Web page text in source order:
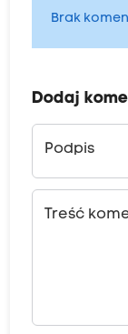
Brak
Dodaj
Podpis
Treść